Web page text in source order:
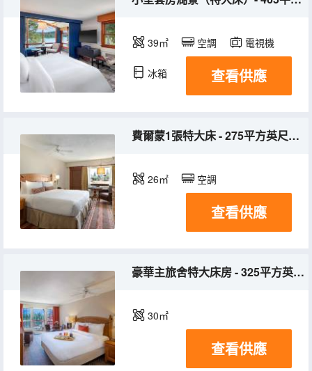
39㎡ 空調 電視機
冰箱 查看供應
費爾蒙1張特大床 - 275平方英尺，26平方米， 位於度假村各處， 室外露台， 度假村景觀
26㎡ 空調
查看供應
豪華主旅舍特大床房 - 325平方英尺， 30平方米， 帶私人陽台和部分湖景
30㎡
查看供應